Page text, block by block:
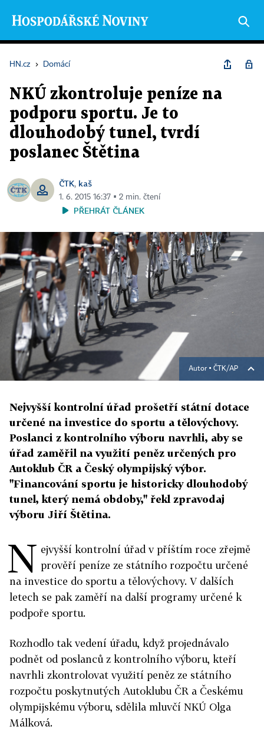
HN.cz › Domácí
NKÚ zkontroluje peníze na
podporu sportu. Je to
dlouhodobý tunel, tvrdí
poslanec Štětina
ČTK, kaš
1. 6. 2015 16:37 ▪ 2 min. čtení
PŘEHRÁT ČLÁNEK
Autor ▪ ČTK/AP
Nejvyšší kontrolní úřad prošetří státní dotace
určené na investice do sportu a tělovýchovy.
Poslanci z kontrolního výboru navrhli, aby se
úřad zaměřil na využití peněz určených pro
Autoklub ČR a Český olympijský výbor.
"Financování sportu je historicky dlouhodobý
tunel, který nemá obdoby," řekl zpravodaj
výboru Jiří Štětina.
N ejvyšší kontrolní úřad v příštím roce zřejmě
prověří peníze ze státního rozpočtu určené
na investice do sportu a tělovýchovy. V dalších
letech se pak zaměří na další programy určené k
podpoře sportu.
Rozhodlo tak vedení úřadu, když projednávalo
podnět od poslanců z kontrolního výboru, kteří
navrhli zkontrolovat využití peněz ze státního
rozpočtu poskytnutých Autoklubu ČR a Českému
olympijskému výboru, sdělila mluvčí NKÚ Olga
Málková.